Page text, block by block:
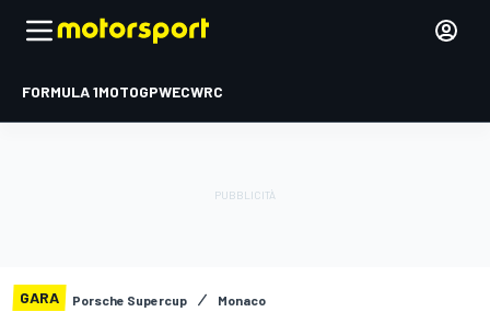
FORMULA 1MOTOGPWECWRC
GARA Porsche Supercup Monaco